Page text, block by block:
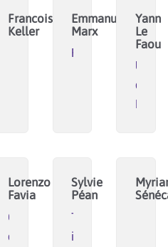
Francoise
Keller
Emmanuel
Marx
Réhabiter
Yann
Le
Faou
de
Lorenzo
Favia
Commun
d'Accompagnement
Sylvie
Péan
Trust
in